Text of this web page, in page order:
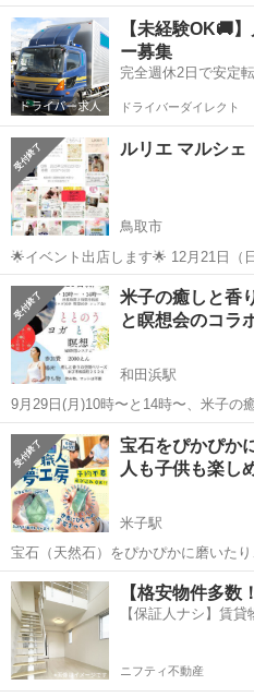
ルシェvol.3が開催決定✨ @atelier_saran さんの 浄化のアロマオイル入
りのキャンドル作り🕯️ ...
鳥取 鳥取市 ワークショップ
【未経験OK🚚
ー募集
完全週休2日で安定
ドライバーダイレクト
ルリエ マルシェ
鳥取市
🌟イベント出店します🌟 12月21日（日）智頭町のほくと手技処さんに
て ルリエ マルシェに出店させていただきます。 「
ンス語で「繋ぐ」「結ぶ」という意
お手伝いを...
鳥取 鳥取市 ワークショップ
米子の癒しと香
と瞑想会のコラ
和田浜駅
9月29日(月)10時〜と14時〜、米子の
ヨガと瞑想会のコラボイベントを企画しました💖 ヨ
ーナー兼セラピストの井田純子さん
法使い...
鳥取 米子市 和田浜駅 ワ
宝石をぴかぴか
人も子供も楽し
米子駅
宝石（天然石）をぴかぴかに磨いた
トがイオンモール日吉津にやってく
しめる宝石磨き・宝石割り体験を7月
間、イオンモール日吉津にて開催...
鳥取 西伯郡 米子駅 ワー
【格安物件多数
【保証人ナシ】賃貸
ニフティ不動産